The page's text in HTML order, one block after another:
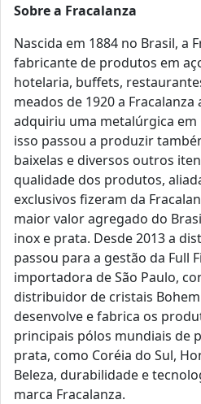
Sobre a Fracalanza
Nascida em 1884 no Brasil, a
fabricante de produtos em
hotelaria, buffets,
meados de 1920 a
adquiriu uma metalúrgica em
isso passou a produzir
baixelas e diversos outros
qualidade dos produtos,
exclusivos fizeram da
maior valor agregado do
inox e prata. Desde 2013 a
passou para a gestão da Full
importadora de São Paulo,
distribuidor de cristais
desenvolve e fabrica os
principais pólos mundiais de
prata, como Coréia do Sul,
Beleza, durabilidade e
marca Fracalanza.